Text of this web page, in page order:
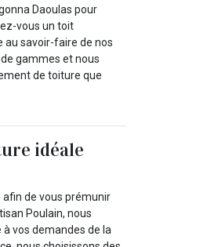
Daoulas pour
vous un toit
au savoir-faire de nos
gammes et nous
de toiture que
idéale
de vous prémunir
Poulain, nous
vos demandes de la